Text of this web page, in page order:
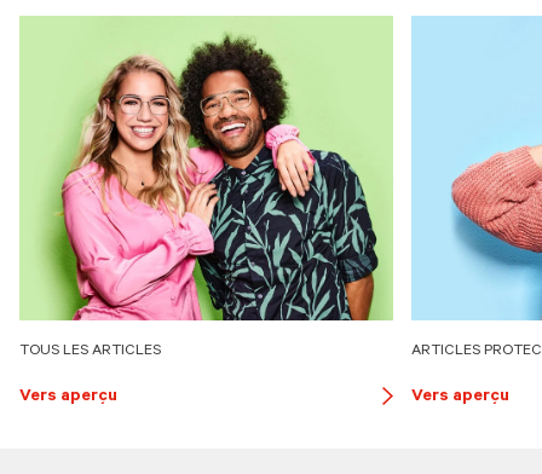
TOUS LES ARTICLES
Vers aperçu
ARTICLES
Vers aperçu